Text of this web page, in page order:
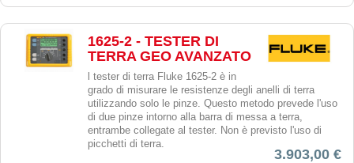
1625-2 - TESTER DI
TERRA GEO AVANZATO
l tester di terra Fluke 1625-2 è in
grado di misurare le resistenze degli anelli di terra
utilizzando solo le pinze. Questo metodo prevede l'uso
di due pinze intorno alla barra di messa a terra,
entrambe collegate al tester. Non è previsto l'uso di
picchetti di terra.
3.903,00 €